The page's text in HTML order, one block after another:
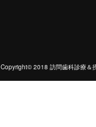
Copyright© 2018 訪問歯科診療＆